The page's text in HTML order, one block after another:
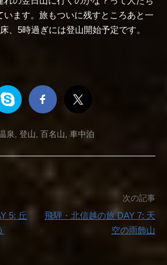
います。旅もついに残すところあと一
、5時過ぎには登山開始予定です。
泉 登山 百名山 車中泊
5: 丘
次の記事
飛騨・北信越の旅 DAY 7: 天
空の雨飾山